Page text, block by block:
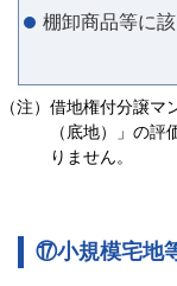
棚卸商品等に
（注） 借地権付分譲マ
（底地）」の
りません。
⑰小規模宅地